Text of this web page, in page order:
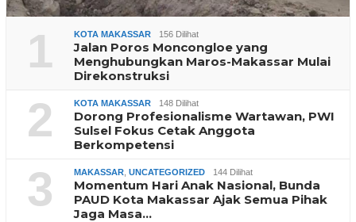
1 KOTA MAKASSAR 156 Dilihat
Jalan Poros Moncongloe yang
Menghubungkan Maros-Makassar Mulai
Direkonstruksi
2 KOTA MAKASSAR 148 Dilihat
Dorong Profesionalisme Wartawan, PWI
Sulsel Fokus Cetak Anggota
Berkompetensi
3 MAKASSAR UNCATEGORIZED 144 Dilihat
Momentum Hari Anak Nasional, Bunda
PAUD Kota Makassar Ajak Semua Pihak
Jaga Masa…